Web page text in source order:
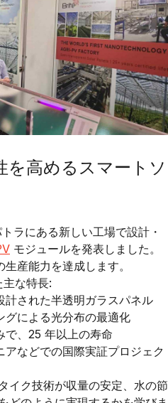
を高めるスマートソ
ラにある新しい工場で設計・
モジュールを発表しました。
生産能力を達成します。
な特長:
計された半透明ガラスパネル
グによる光分布の最適化
で、25 年以上の寿命
などでの国際実証プロジェク
イク技術が収量の安定、水の節